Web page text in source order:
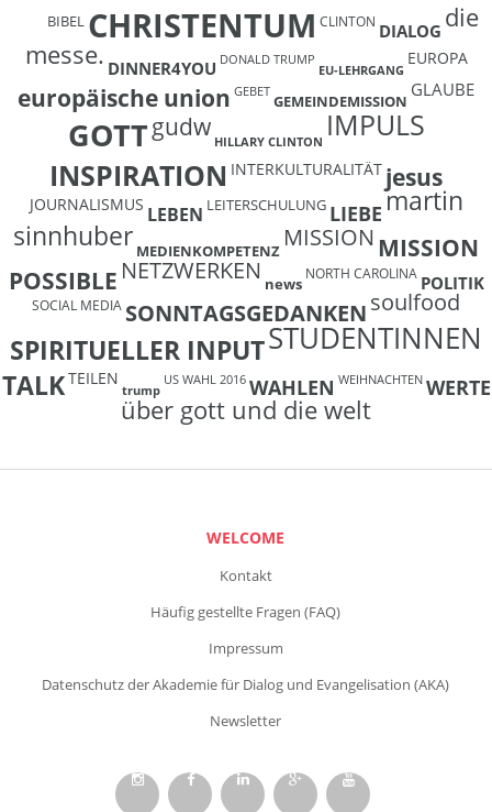
BIBEL CHRISTENTUM CLINTON DIALOG die
messe. DINNER4YOU DONALD TRUMP
EU-LEHRGANG
EUROPA
europäische union GEBET GEMEINDEMISSION
GLAUBE
GOTTgudw HILLARY CLINTON IMPULS
INSPIRATION INTERKULTURALITÄT jesus
JOURNALISMUS LEBEN LEITERSCHULUNG LIEBEmartin
sinnhuber MEDIENKOMPETENZ MISSION MISSION
POSSIBLE NETZWERKEN news
NORTH CAROLINA POLITIK
SOCIAL MEDIA SONNTAGSGEDANKENsoulfood
SPIRITUELLER INPUTSTUDENTINNEN
TALKTEILEN
trump
US WAHL 2016 WAHLEN WEIHNACHTEN WERTE
über gott und die welt
WELCOME
Kontakt
Häufig gestellte Fragen (FAQ)
Impressum
Datenschutz der Akademie für Dialog und Evangelisation (AKA)
Newsletter